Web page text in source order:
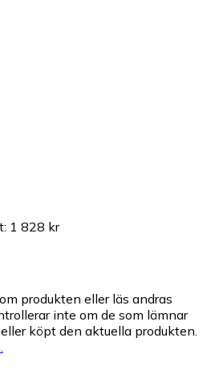
: 1 828 kr
produkten eller läs andras
inte om de som lämnar
köpt den aktuella produkten.